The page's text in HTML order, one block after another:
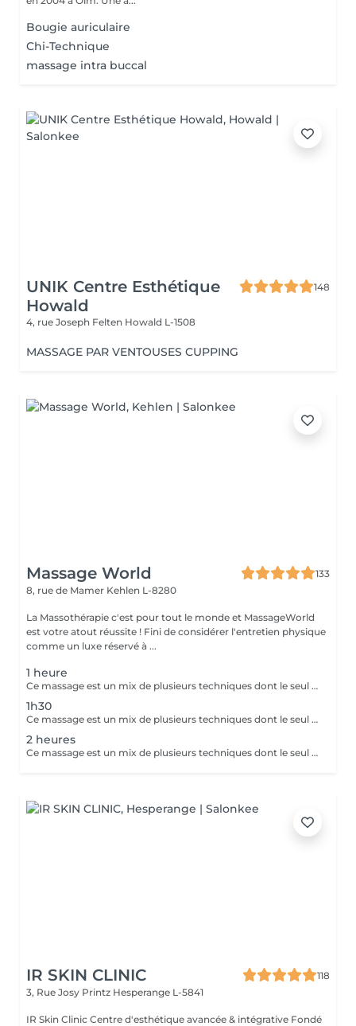
Bougie auriculaire
Chi-Technique
massage intra buccal
UNIK Centre Esthétique
Howald
148
4, rue Joseph Felten Howald L-1508
MASSAGE PAR VENTOUSES CUPPING
Massage World
133
8, rue de Mamer Kehlen L-8280
La Massothérapie c'est pour tout le monde et MassageWorld
est votre atout réussite ! Fini de considérer l'entretien physique
comme un luxe réservé à ...
1 heure
Ce massage est un mix de plusieurs techniques dont le seul but est : LE RÉSULTAT Chaque mix est étudié et décidé avec vous, car pour améliorer une conséquence, il faut en trouver la cause. Deep Tissue, Myofascial Release, Trigger Point, Scraping Gua-Sha, Cupping Therapy combinées pour une efficacité maximale !! Douleurs chronique ou passagères, augmentation de performances ou récupération, relaxation physique ou mentale, détoxication, drainage, la combinaison ces techniques offrent des possibilités illimitées.
1h30
Ce massage est un mix de plusieurs techniques dont le seul but est : LE RÉSULTAT Chaque mix est étudié et décidé avec vous, car pour améliorer une conséquence, il faut en trouver la cause. Deep Tissue, Myofascial Release, trigger Point, scarping / Gua-Sha, cupping therapy combinées pour une efficacité maximale !! Douleurs chronique ou passagères, augmentation de performances ou récupération, relaxation physique ou mentale, détoxication, drainage, la combinaison de toutes ces techniques est illimitée.
2 heures
Ce massage est un mix de plusieurs techniques dont le seul but est : LE RÉSULTAT Chaque mix est étudié et décidé avec vous, car pour améliorer une conséquence, il faut en trouver la cause. Deep Tissue, Myofascial Release, trigger Point, scarping / Gua-Sha, cupping therapy combinées pour une efficacité maximale !! Douleurs chronique ou passagères, augmentation de performances ou récupération, relaxation physique ou mentale, détoxication, drainage, la combinaison de toutes ces techniques est illimitée.
IR SKIN CLINIC
118
3, Rue Josy Printz Hesperange L-5841
IR Skin Clinic Centre d'esthétique avancée & intégrative Fondé